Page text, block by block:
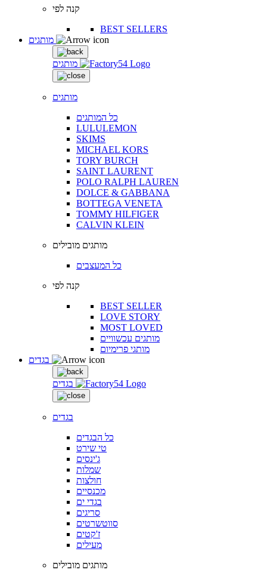
קנה לפי
BEST SELLERS
מותגים
מותגים
כל המותגים
LULULEMON
SKIMS
MICHAEL KORS
TORY BURCH
SAINT LAURENT
POLO RALPH LAUREN
DOLCE & GABBANA
BOTTEGA VENETA
TOMMY HILFIGER
CALVIN KLEIN
מותגים מובילים
כל המעצבים
קנה לפי
BEST SELLER
LOVE STORY
MOST LOVED
מותגים עכשוויים
מותגי פרימיום
בגדים
בגדים
כל הבגדים
טי שירט
ג'ינסים
שמלות
חולצות
מכנסיים
בגדי ים
סריגים
סווטשרטים
ז'קטים
מעילים
מותגים מובילים